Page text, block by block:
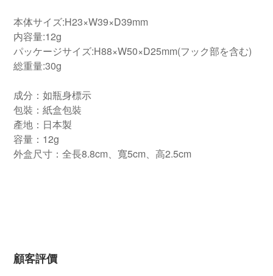
本体サイズ:H23×W39×D39mm
内容量:12g
パッケージサイズ:H88×W50×D25mm(フック部を含む)
総重量:30g
成分：如瓶身標示
包裝：紙盒包裝
產地：日本製
容量：12g
外盒尺寸：全長8.8cm、寬5cm、高2.5cm
顧客評價